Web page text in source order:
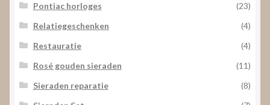
Pontiac horloges
(23)
Relatiegeschenken
(4)
Restauratie
(4)
Rosé gouden sieraden
(11)
Sieraden reparatie
(8)